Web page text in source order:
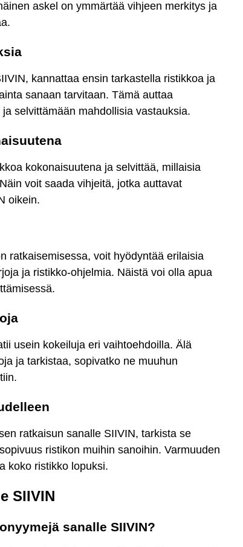
askel on ymmärtää vihjeen merkitys ja
kannattaa ensin tarkastella ristikkoa ja
sanaan tarvitaan. Tämä auttaa
selvittämään mahdollisia vastauksia.
kokonaisuutena ja selvittää, millaisia
voit saada vihjeitä, jotka auttavat
oikein.
ratkaisemisessa, voit hyödyntää erilaisia
ja ristikko-ohjelmia. Näistä voi olla apua
usein kokeiluja eri vaihtoehdoilla. Älä
ja tarkistaa, sopivatko ne muuhun
ratkaisun sanalle SIIVIN, tarkista se
ristikon muihin sanoihin. Varmuuden
koko ristikko lopuksi.
SIIVIN
sanalle SIIVIN?